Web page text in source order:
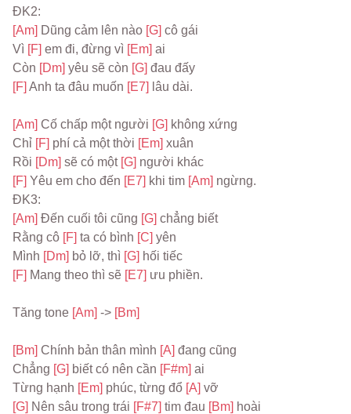
ĐK2:
[Am] Dũng cảm lên nào [G] cô gái
Vì [F] em đi, đừng vì [Em] ai
Còn [Dm] yêu sẽ còn [G] đau đấy
[F] Anh ta đâu muốn [E7] lâu dài.
[Am] Cố chấp một người [G] không xứng
Chỉ [F] phí cả một thời [Em] xuân
Rồi [Dm] sẽ có một [G] người khác
[F] Yêu em cho đến [E7] khi tim [Am] ngừng.
ĐK3:
[Am] Đến cuối tôi cũng [G] chẳng biết
Rằng cô [F] ta có bình [C] yên
Mình [Dm] bỏ lỡ, thì [G] hối tiếc
[F] Mang theo thì sẽ [E7] ưu phiền.
Tăng tone [Am] -> [Bm]
[Bm] Chính bản thân mình [A] đang cũng
Chẳng [G] biết có nên cần [F#m] ai
Từng hạnh [Em] phúc, từng đổ [A] vỡ
[G] Nên sâu trong trái [F#7] tim đau [Bm] hoài